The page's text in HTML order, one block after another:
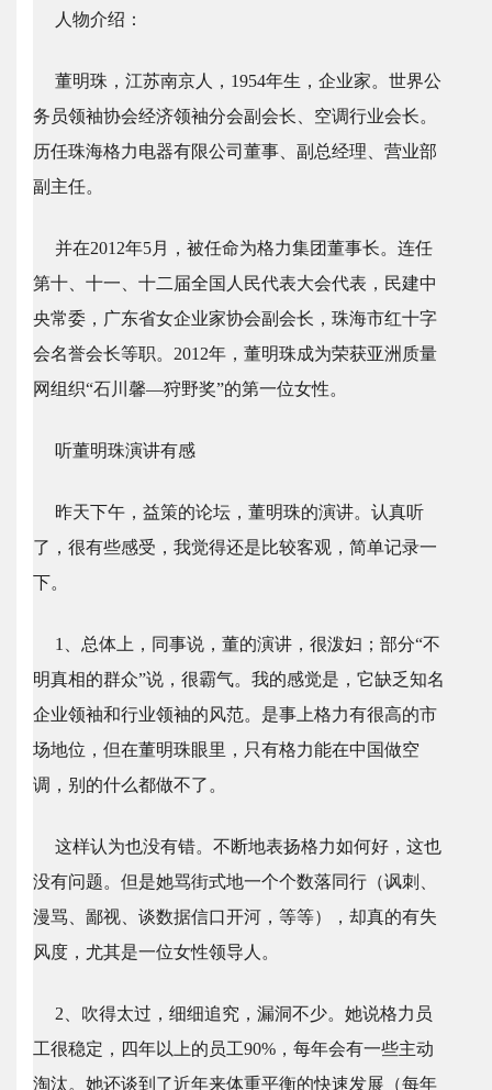
人物介绍：
董明珠，江苏南京人，1954年生，企业家。世界公
务员领袖协会经济领袖分会副会长、空调行业会长。
历任珠海格力电器有限公司董事、副总经理、营业部
副主任。
并在2012年5月，被任命为格力集团董事长。连任
第十、十一、十二届全国人民代表大会代表，民建中
央常委，广东省女企业家协会副会长，珠海市红十字
会名誉会长等职。2012年，董明珠成为荣获亚洲质量
网组织“石川馨—狩野奖”的第一位女性。
听董明珠演讲有感
昨天下午，益策的论坛，董明珠的演讲。认真听
了，很有些感受，我觉得还是比较客观，简单记录一
下。
1、总体上，同事说，董的演讲，很泼妇；部分“不
明真相的群众”说，很霸气。我的感觉是，它缺乏知名
企业领袖和行业领袖的风范。是事上格力有很高的市
场地位，但在董明珠眼里，只有格力能在中国做空
调，别的什么都做不了。
这样认为也没有错。不断地表扬格力如何好，这也
没有问题。但是她骂街式地一个个数落同行（讽刺、
漫骂、鄙视、谈数据信口开河，等等），却真的有失
风度，尤其是一位女性领导人。
2、吹得太过，细细追究，漏洞不少。她说格力员
工很稳定，四年以上的员工90%，每年会有一些主动
淘汰。她还谈到了近年来体重平衡的快速发展（每年